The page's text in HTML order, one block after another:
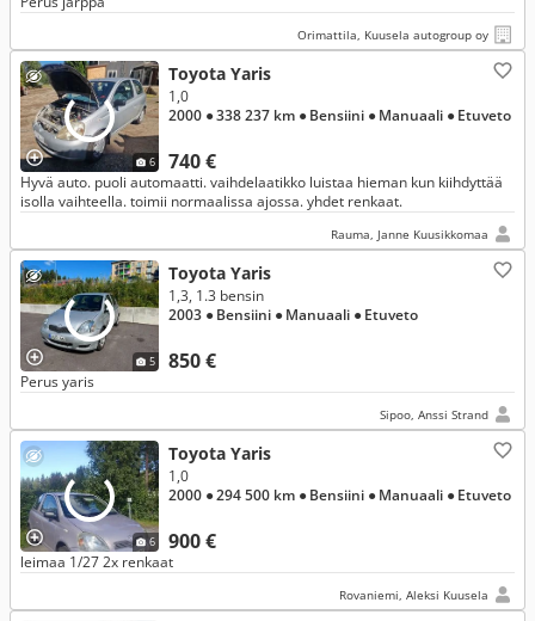
Orimattila, Kuusela autogroup oy
6
Toyota Yaris
740 €
1,0
2000 ● 338 237 km ● Bensiini ● Manuaali ● Etuveto
Hyvä auto. puoli automaatti. vaihdelaatikko luistaa hieman kun kiihdyttää
isolla vaihteella. toimii normaalissa ajossa. yhdet renkaat.
Rauma, Janne Kuusikkomaa
5
Toyota Yaris
850 €
1,3, 1.3 bensin
2003 ● Bensiini ● Manuaali ● Etuveto
Perus yaris
Sipoo, Anssi Strand
6
Toyota Yaris
900 €
1,0
2000 ● 294 500 km ● Bensiini ● Manuaali ● Etuveto
leimaa 1/27 2x renkaat
Rovaniemi, Aleksi Kuusela